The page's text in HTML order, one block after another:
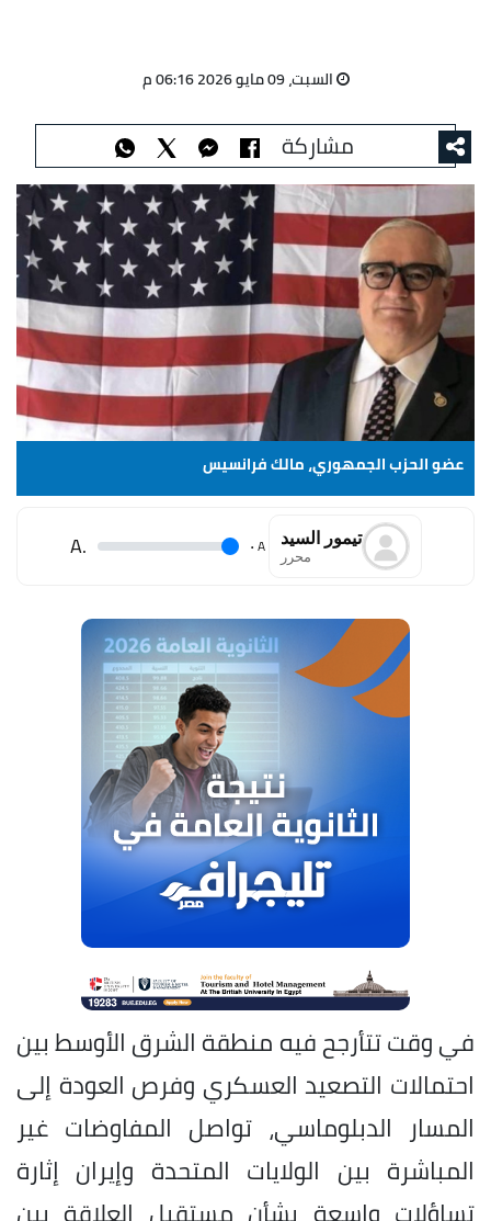
السبت، 09 مايو 2026 06:16 م
مشاركة
عضو الحزب الجمهوري، مالك فرانسيس
تيمور السيد
محرر A
.
.A
في وقت تتأرجح فيه منطقة الشرق الأوسط بين
احتمالات التصعيد العسكري وفرص العودة إلى
المسار الدبلوماسي، تواصل المفاوضات غير
المباشرة بين الولايات المتحدة وإيران إثارة